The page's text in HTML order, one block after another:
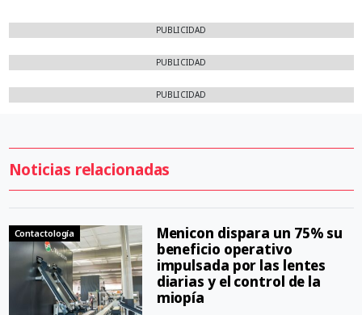
PUBLICIDAD
PUBLICIDAD
PUBLICIDAD
Noticias relacionadas
Contactología
Menicon dispara un 75% su
beneficio operativo
impulsada por las lentes
diarias y el control de la
miopía